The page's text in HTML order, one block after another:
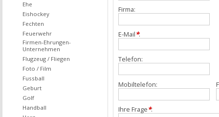
Firma:
E-Mail*:
Telefon:
Mobiltelefon:
Ihre Frage*:
Ehe
Eishockey
Fechten
Feuerwehr
Firmen-Ehrungen-
Unternehmen
Flugzeug / Fliegen
Foto / Film
Fussball
Geburt
Golf
Handball